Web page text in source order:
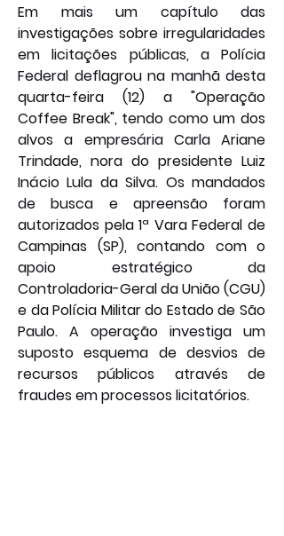
Em mais um capítulo das
investigações sobre irregularidades
em licitações públicas, a Polícia
Federal deflagrou na manhã desta
quarta-feira (12) a "Operação
Coffee Break", tendo como um dos
alvos a empresária Carla Ariane
Trindade, nora do presidente Luiz
Inácio Lula da Silva. Os mandados
de busca e apreensão foram
autorizados pela 1ª Vara Federal de
Campinas (SP), contando com o
apoio estratégico da
Controladoria-Geral da União (CGU)
e da Polícia Militar do Estado de São
Paulo. A operação investiga um
suposto esquema de desvios de
recursos públicos através de
fraudes em processos licitatórios.